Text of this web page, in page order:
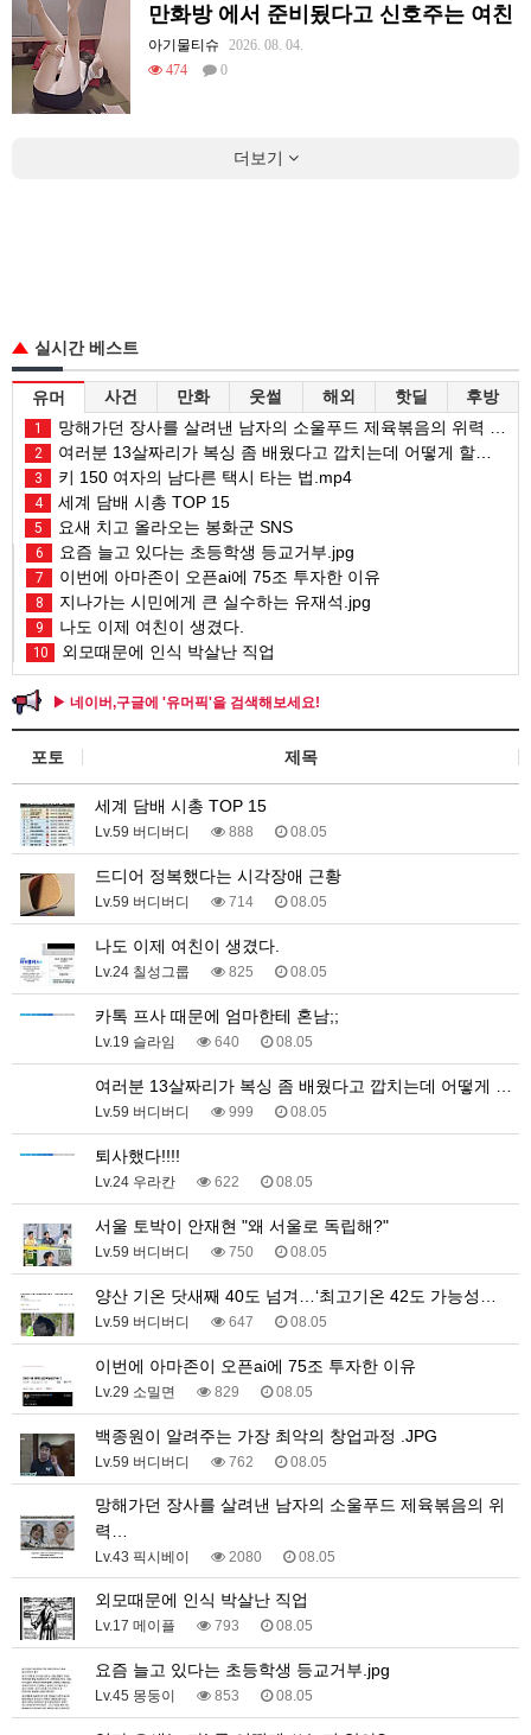
만화방 에서 준비됬다고 신호주는 여친
아기물티슈
2026. 08. 04.
474
0
더보기
실시간 베스트
유머 사건 만화 웃썰 해외 핫딜 후방
1 망해가던 장사를 살려낸 남자의 소울푸드 제육볶음의 위력 ㅋㅋ
2 여러분 13살짜리가 복싱 좀 배웠다고 깝치는데 어떻게 할까요?
3 키 150 여자의 남다른 택시 타는 법.mp4
4 세계 담배 시총 TOP 15
5 요새 치고 올라오는 봉화군 SNS
6 요즘 늘고 있다는 초등학생 등교거부.jpg
7 이번에 아마존이 오픈ai에 75조 투자한 이유
8 지나가는 시민에게 큰 실수하는 유재석.jpg
9 나도 이제 여친이 생겼다.
10 외모때문에 인식 박살난 직업
▶ 네이버,구글에 '유머픽'을 검색해보세요!
포토 제목
세계 담배 시총 TOP 15
Lv.59 버디버디 888 08.05
드디어 정복했다는 시각장애 근황
Lv.59 버디버디 714 08.05
나도 이제 여친이 생겼다.
Lv.24 칠성그룹 825 08.05
카톡 프사 때문에 엄마한테 혼남;;
Lv.19 슬라임 640 08.05
여러분 13살짜리가 복싱 좀 배웠다고 깝치는데 어떻게 …
Lv.59 버디버디 999 08.05
퇴사했다!!!!
Lv.24 우라칸 622 08.05
서울 토박이 안재현 "왜 서울로 독립해?"
Lv.59 버디버디 750 08.05
양산 기온 닷새째 40도 넘겨…‘최고기온 42도 가능성…
Lv.59 버디버디 647 08.05
이번에 아마존이 오픈ai에 75조 투자한 이유
Lv.29 소밀면 829 08.05
백종원이 알려주는 가장 최악의 창업과정 .JPG
Lv.59 버디버디 762 08.05
망해가던 장사를 살려낸 남자의 소울푸드 제육볶음의 위
력…
Lv.43 픽시베이 2080 08.05
외모때문에 인식 박살난 직업
Lv.17 메이플 793 08.05
요즘 늘고 있다는 초등학생 등교거부.jpg
Lv.45 몽둥이 853 08.05